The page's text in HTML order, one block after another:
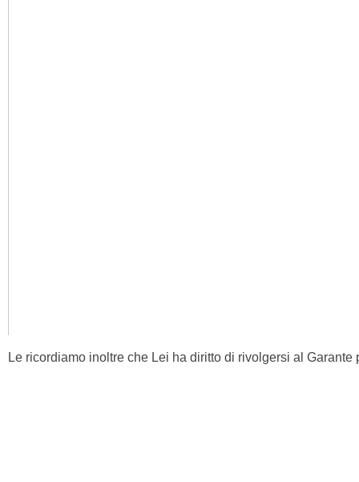
Le ricordiamo inoltre che Lei ha diritto di rivolgersi al